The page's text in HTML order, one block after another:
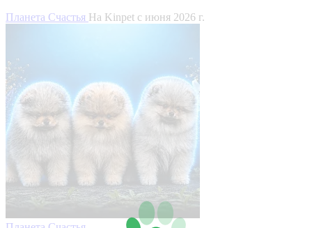
Планета Счастья На Kinpet c июня 2026 г.